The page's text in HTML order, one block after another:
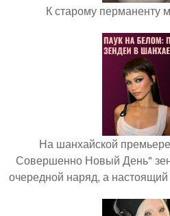
К старому перманенту
На шанхайской
Совершенно Новый День"
очередной наряд, а